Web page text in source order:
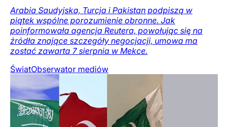
Arabia Saudyjska, Turcja i Pakistan podpiszą w
piątek wspólne porozumienie obronne. Jak
poinformowała agencja Reutera, powołując się na
źródła znające szczegóły negocjacji, umowa ma
zostać zawarta 7 sierpnia w Mekce.
ŚwiatObserwator mediów